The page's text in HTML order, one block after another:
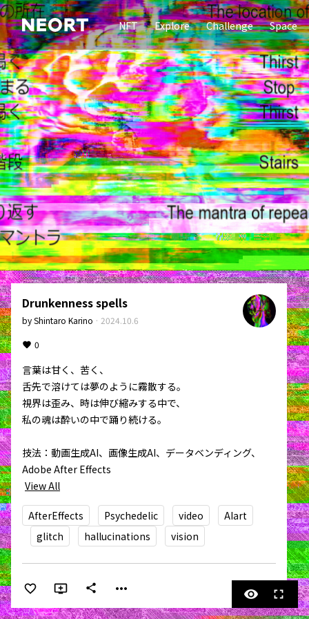
NFT Explore Challenge Space
Drunkenness spells
byShintaro Karino · 2024.10.6
0
言葉は甘く、苦く、
舌先で溶けては夢のように霧散する。
視界は歪み、時は伸び縮みする中で、
私の魂は酔いの中で踊り続ける。
技法：動画生成AI、画像生成AI、データベンディング、
View All
AfterEffects Psychedelic video
AIart
glitch
hallucinations vision
share more_horiz visibility fullscreen